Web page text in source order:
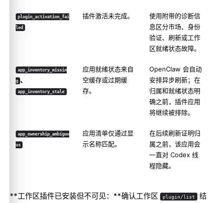
plugin_activation_fai
led
插件激活未完成。
使用附带的诊断信
息区分市场、身份
验证、刷新或工作
区就绪状态故障。
app_inventory_missin
g 、
app_inventory_stale
应用就绪状态来自
空缓存或过期缓
存。
OpenClaw 会自动
安排异步刷新；在
归属和就绪状态明
确之前，插件应用
将继续被排除。
app_ownership_ambiguo
us
应用清单仅通过显
示名称匹配。
在后续刷新证明归
属之前，该应用会
一直对 Codex 线
程隐藏。
**工作区插件已安装但不可见：**确认工作区 plugin/list 结